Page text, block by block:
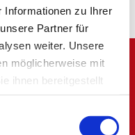
Informationen zu Ihrer
Partner für
weiter. Unsere
möglicherweise mit
ihnen bereitgestellt
Nutzung der Dienste